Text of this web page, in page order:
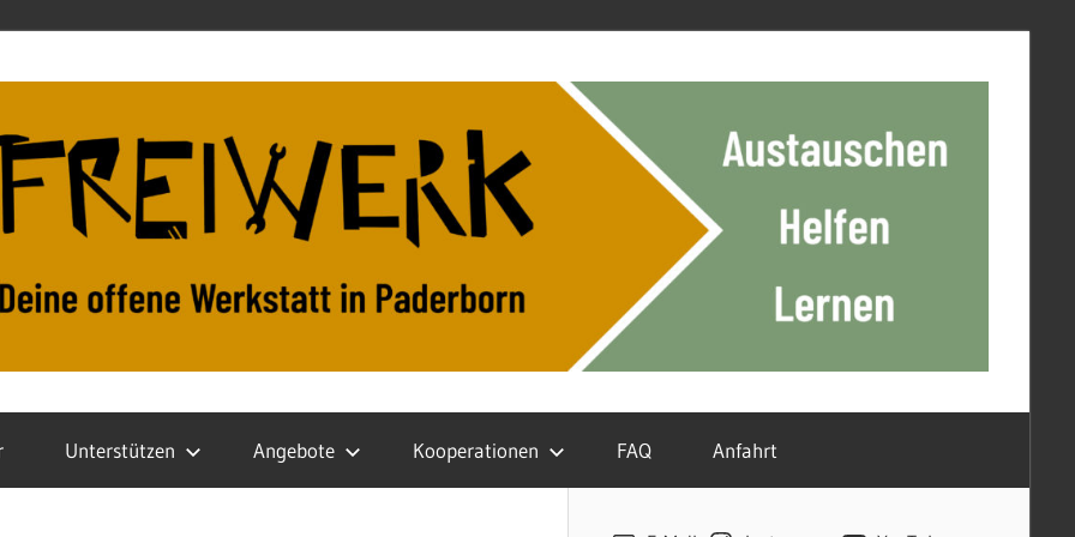
Unterstützen Angebote Kooperationen FAQ Anfahrt